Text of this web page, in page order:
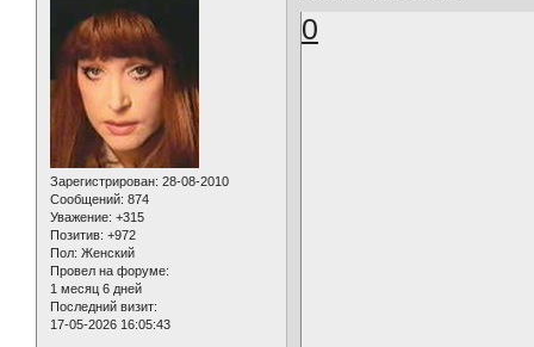
Зарегистрирован: 28-08-2010
Сообщений: 874
Уважение: +315
Позитив: +972
Пол: Женский
Провел на форуме:
1 месяц 6 дней
Последний визит:
17-05-2026 16:05:43
0